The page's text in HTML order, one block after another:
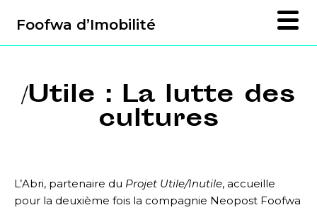
Foofwa d’Imobilité
/Utile : La lutte des
cultures
L’Abri, partenaire du Projet Utile/Inutile, accueille
pour la deuxième fois la compagnie Neopost Foofwa